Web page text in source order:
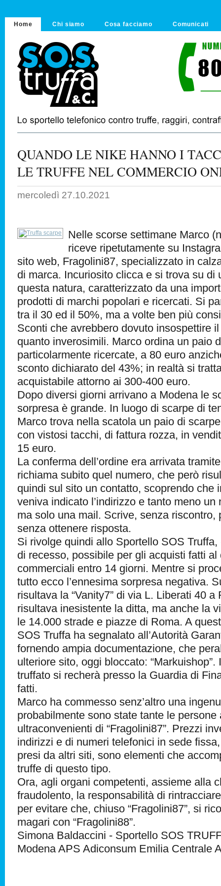
Home Chi siamo Cosa facciamo Comunicati
QUANDO LE NIKE HANNO I
LE TRUFFE NEL COMMERCIO
mercoledì 27.10.2021
Nelle scorse settimane Marco
riceve ripetutamente su
sito web, Fragolini87, specializzato in
di marca. Incuriosito clicca e si trova su di
questa natura, caratterizzato da una
prodotti di marchi popolari e ricercati. Si
tra il 30 ed il 50%, ma a volte ben più
Sconti che avrebbero dovuto insospettire
quanto inverosimili. Marco ordina un paio
particolarmente ricercate, a 80 euro
sconto dichiarato del 43%; in realtà si
acquistabile attorno ai 300-400 euro.
Dopo diversi giorni arrivano a Modena le
sorpresa è grande. In luogo di scarpe di
Marco trova nella scatola un paio di
con vistosi tacchi, di fattura rozza, in
15 euro.
La conferma dell’ordine era arrivata
richiama subito quel numero, che però
quindi sul sito un contatto, scoprendo che
veniva indicato l’indirizzo e tanto meno un
ma solo una mail. Scrive, senza riscontro,
senza ottenere risposta.
Si rivolge quindi allo Sportello SOS
di recesso, possibile per gli acquisti fatti
commerciali entro 14 giorni. Mentre si
tutto ecco l’ennesima sorpresa negativa.
risultava la “Vanity7” di via L. Liberati 40 a
risultava inesistente la ditta, ma anche la
le 14.000 strade e piazze di Roma. A
SOS Truffa ha segnalato all’Autorità
fornendo ampia documentazione, che
ulteriore sito, oggi bloccato:
truffato si recherà presso la Guardia di
fatti.
Marco ha commesso senz’altro una
probabilmente sono state tante le persone
ultraconvenienti di “Fragolini87”. Prezzi
indirizzi e di numeri telefonici in sede
presi da altri siti, sono elementi che
truffe di questo tipo.
Ora, agli organi competenti, assieme alla
fraudolento, la responsabilità di
per evitare che, chiuso “Fragolini87”, si
magari con “Fragolini88”.
Simona Baldaccini - Sportello SOS
Modena APS Adiconsum Emilia Centrale